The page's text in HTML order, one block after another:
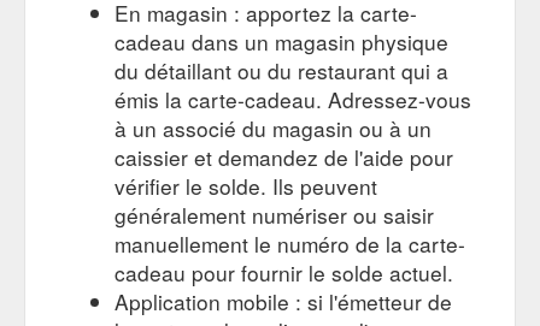
En magasin : apportez la carte-
cadeau dans un magasin physique
du détaillant ou du restaurant qui a
émis la carte-cadeau. Adressez-vous
à un associé du magasin ou à un
caissier et demandez de l'aide pour
vérifier le solde. Ils peuvent
généralement numériser ou saisir
manuellement le numéro de la carte-
cadeau pour fournir le solde actuel.
Application mobile : si l'émetteur de